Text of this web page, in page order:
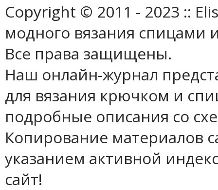
Copyright © 2011 - 2023 ::
модного вязания спицами
Все права защищены.
Наш онлайн-журнал
для вязания крючком и
подробные описания со
Копирование материалов
указанием активной
сайт!